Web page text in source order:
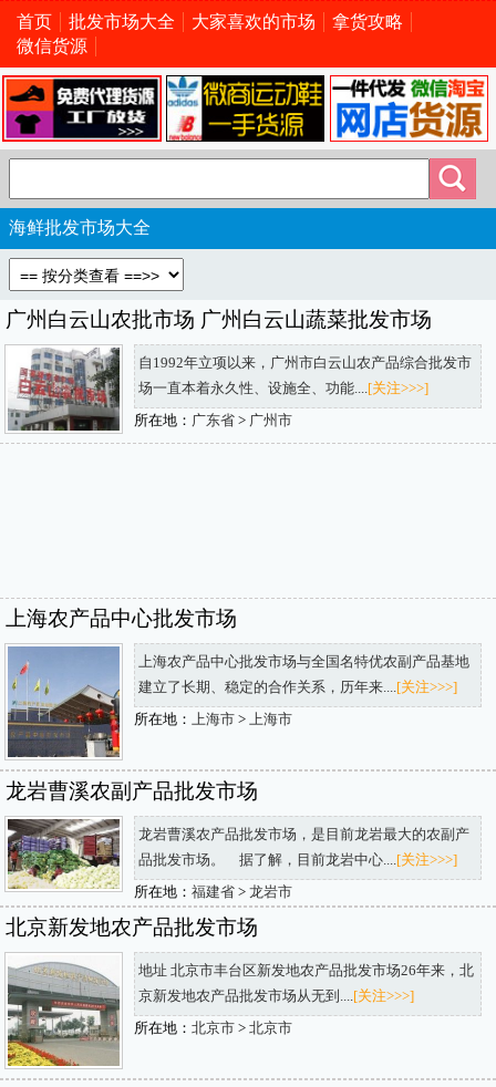
首页 批发市场大全 大家喜欢的市场
拿货攻略
微信货源
海鲜批发市场大全
广州白云山农批市场 广州白云山蔬菜批发市场
自1992年立项以来，广州市白云山农产品综合批发市
场一直本着永久性、设施全、功能.... [关注>>>]
所在地： 广东省> 广州市
上海农产品中心批发市场
上海农产品中心批发市场与全国名特优农副产品基地
建立了长期、稳定的合作关系，历年来....[关注>>>]
所在地： 上海市> 上海市
龙岩曹溪农副产品批发市场
龙岩曹溪农产品批发市场，是目前龙岩最大的农副产
品批发市场。 据了解，目前龙岩中心....[关注>>>]
所在地： 福建省> 龙岩市
北京新发地农产品批发市场
地址 北京市丰台区新发地农产品批发市场26年来，北
京新发地农产品批发市场从无到....[关注>>>]
所在地： 北京市> 北京市